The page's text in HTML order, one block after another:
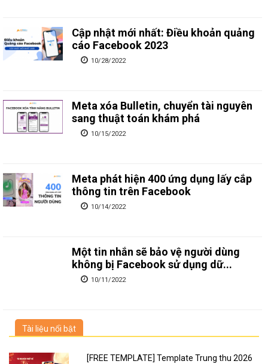
Cập nhật mới nhất: Điều khoản quảng
cáo Facebook 2023
10/28/2022
Meta xóa Bulletin, chuyển tài nguyên
sang thuật toán khám phá
10/15/2022
Meta phát hiện 400 ứng dụng lấy cắp
thông tin trên Facebook
10/14/2022
Một tin nhắn sẽ bảo vệ người dùng
không bị Facebook sử dụng dữ...
10/11/2022
Tài liệu nổi bật
[FREE TEMPLATE] Template Trung thu 2026